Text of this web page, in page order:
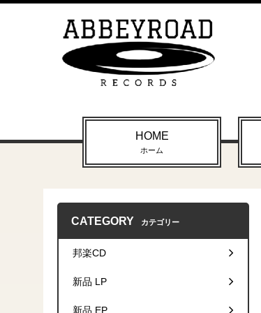
HOME
ホーム
CATEGORY カテゴリー
邦楽CD
新品 LP
新品 EP